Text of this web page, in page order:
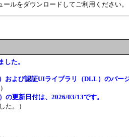
ルをダウンロードしてご利用ください。
した。
および認証UIライブラリ（DLL）のバー
の更新日付は、2026/03/13です。
た。）